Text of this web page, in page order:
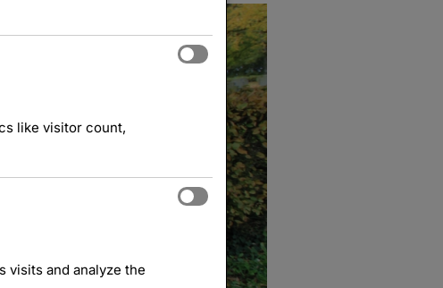
like visitor count,
visits and analyze the